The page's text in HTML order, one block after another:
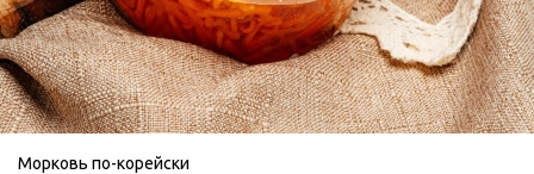
Морковь по-корейски